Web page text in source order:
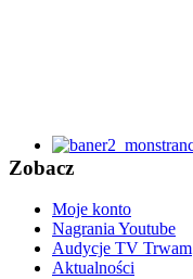
Zobacz
Moje konto
Nagrania Youtube
Audycje TV Trwam
Aktualności